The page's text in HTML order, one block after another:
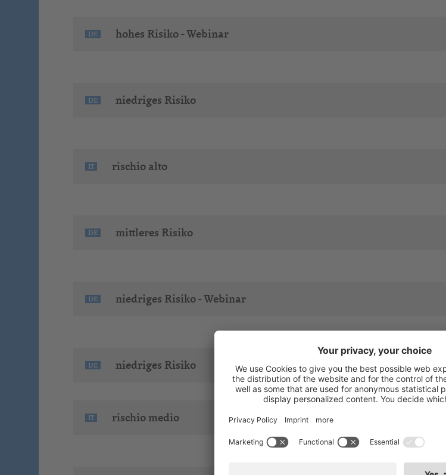
DE hohes Risiko - Webinar
DE niedriges Risiko
IT rischio alto
DE mittleres Risiko
DE niedriges Risiko - Webinar
DE niedriges Risiko
IT rischio medio